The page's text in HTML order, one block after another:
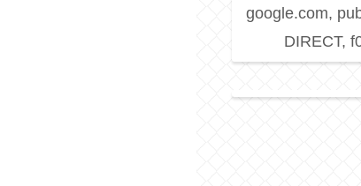
google.com,
DIRECT,